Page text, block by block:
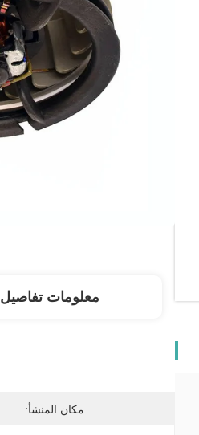
معلومات تفاصيل
مكان المنشأ: